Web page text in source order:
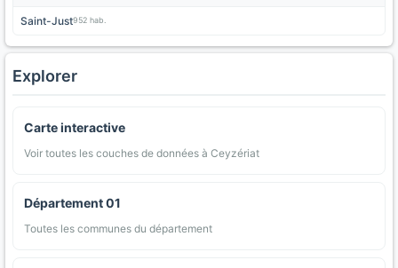
Saint-Just952 hab.
Explorer
Carte interactive
Voir toutes les couches de données à Ceyzériat
Département 01
Toutes les communes du département